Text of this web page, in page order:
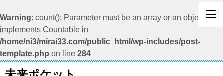
Warning: count(): Parameter must be an array or an object that
implements Countable in
/home/ni3/mirai33.com/public_html/wp-includes/post-
template.php on line 284